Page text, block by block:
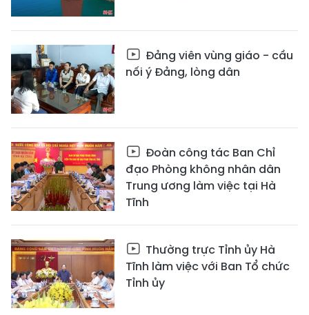
Đảng viên vùng giáo - cầu
nối ý Đảng, lòng dân
Đoàn công tác Ban Chỉ
đạo Phòng không nhân dân
Trung ương làm việc tại Hà
Tĩnh
Thường trực Tỉnh ủy Hà
Tĩnh làm việc với Ban Tổ chức
Tỉnh ủy